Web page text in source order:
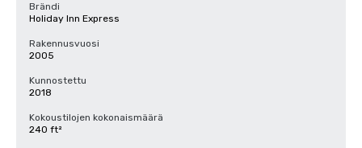
Brändi
Holiday Inn Express
Rakennusvuosi
2005
Kunnostettu
2018
Kokoustilojen kokonaismäärä
240 ft²